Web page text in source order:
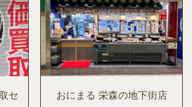
セ
おにまる 栄森の地下街店